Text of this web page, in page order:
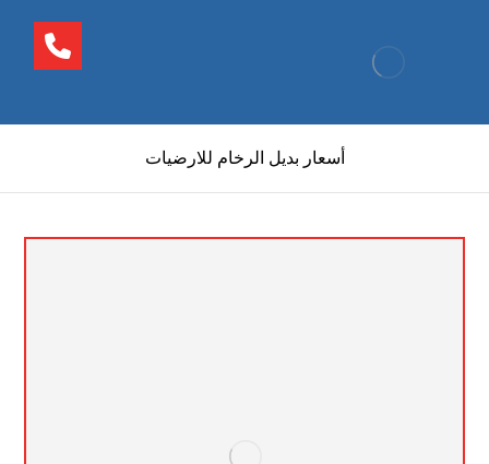
أسعار بديل الرخام للارضيات